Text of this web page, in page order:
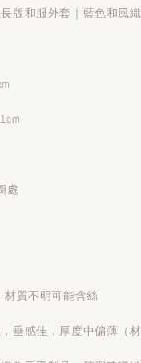
版和服外套｜藍色和風
處
-材質不明可能含絲
垂感佳，厚度中偏薄（